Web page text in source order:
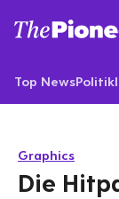
Top NewsPolitik
Graphics
Die